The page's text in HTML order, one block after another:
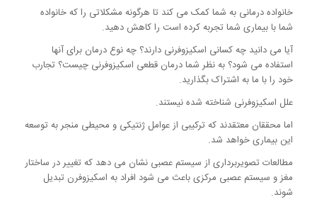
خانواده درمانی به شما کمک می کند تا هرگونه مشکلاتی را که خانواده
شما با بیماری شما تجربه کرده است را کاهش دهید.
آیا می دانید چه کسانی اسکیزوفرنی دارند؟ چه نوع درمان برای آنها
استفاده می شود؟ به نظر شما درمان قطعی اسکیزوفرنی چیست؟ تجارب
خود را با ما به اشتراک بگذارید.
علل اسکیزوفرنی شناخته شده نیستند.
اما محققان معتقدند که ترکیبی از عوامل ژنتیکی و محیطی منجر به توسعه
این بیماری خواهد شد.
مطالعات تصویربرداری از سیستم عصبی نشان می دهد که تغییر در ساختار
مغز و سیستم عصبی مرکزی باعث می شود افراد به اسکیزوفرن تبدیل
شوند.